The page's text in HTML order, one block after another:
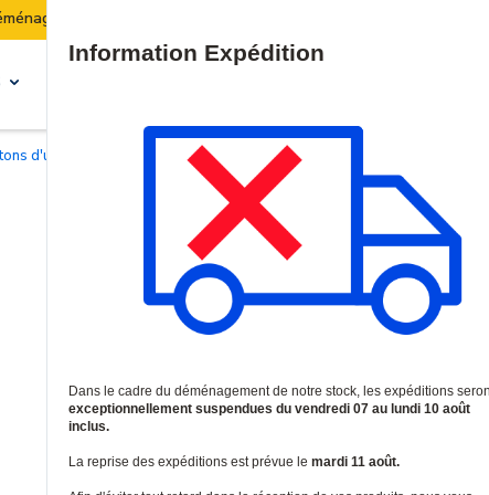
Les expéditions seront suspendues du 07 au 10
d'urgence